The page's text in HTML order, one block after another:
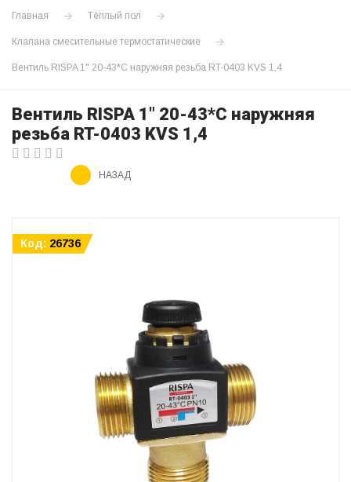
Главная Тёплый пол
Клапана смесительные термостатические
Вентиль RISPA 1" 20-43*С наружняя резьба RT-0403 KVS 1,4
Вентиль RISPA 1" 20-43*С наружняя
резьба RT-0403 KVS 1,4
НАЗАД
Код: 26736